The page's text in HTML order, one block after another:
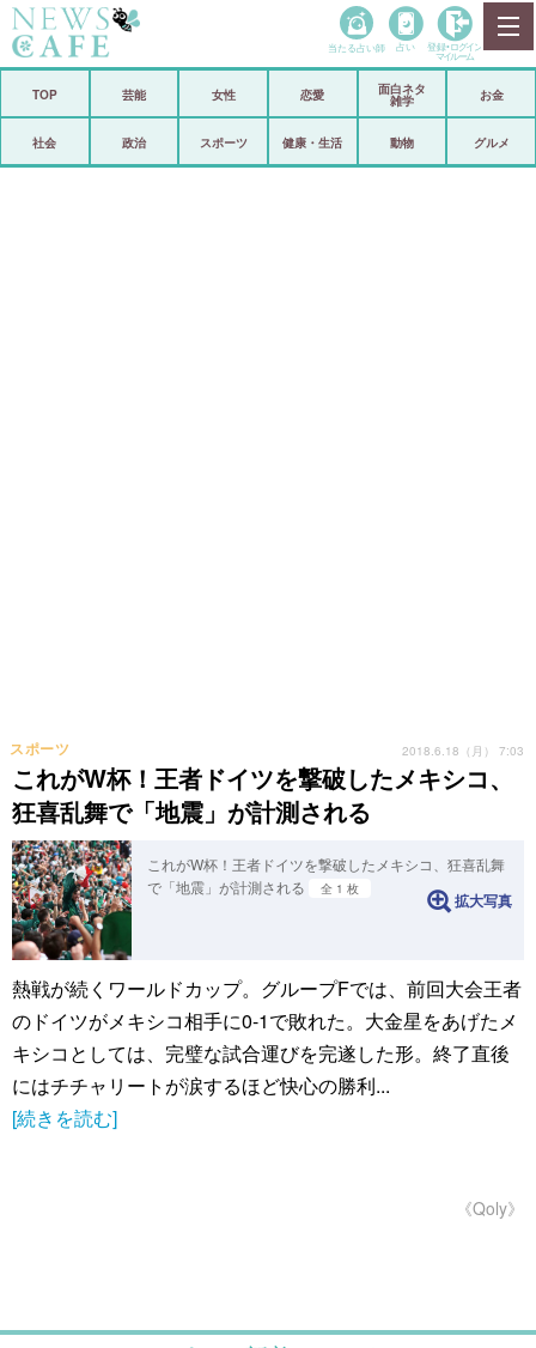
政治
当たる占い師 占い 登録• ログイン
マイルーム
TOP 芸能 女性 恋愛
面白ネタ
雑学
お金
社会 政治 スポーツ 健康・生活 動物 グルメ
これがW杯！王者ドイツを撃破したメキシコ、
狂喜乱舞で「地震」が計測される
スポーツ 2018.6.18（月） 7:03
これがW杯！王者ドイツを撃破したメキシコ、狂喜乱舞
で「地震」が計測される
全 1 枚
拡大写真
熱戦が続くワールドカップ。グループFでは、前回大会王者
のドイツがメキシコ相手に0-1で敗れた。大金星をあげたメ
キシコとしては、完璧な試合運びを完遂した形。終了直後
にはチチャリートが涙するほど快心の勝利...
[続きを読む]
《Qoly》